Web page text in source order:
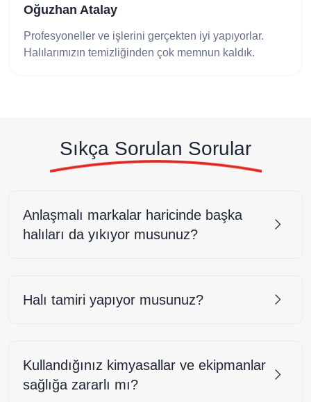
Oğuzhan Atalay
Profesyoneller ve işlerini gerçekten iyi yapıyorlar.
Halılarımızın temizliğinden çok memnun kaldık.
Sıkça Sorulan Sorular
Anlaşmalı markalar haricinde başka
halıları da yıkıyor musunuz?
Halı tamiri yapıyor musunuz?
Kullandığınız kimyasallar ve ekipmanlar
sağlığa zararlı mı?